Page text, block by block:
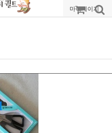
주문조회 마이페이지